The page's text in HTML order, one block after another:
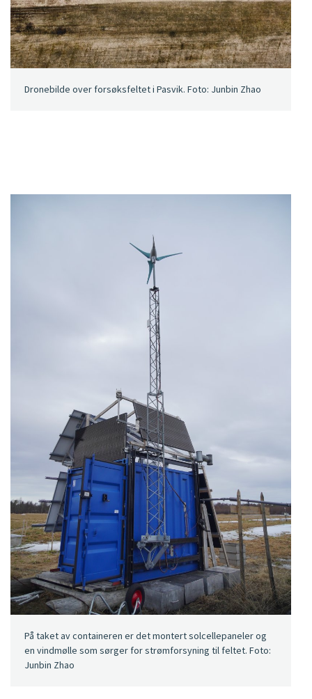
Dronebilde over forsøksfeltet i Pasvik. Foto: Junbin Zhao
På taket av containeren er det montert solcellepaneler og
en vindmølle som sørger for strømforsyning til feltet. Foto:
Junbin Zhao